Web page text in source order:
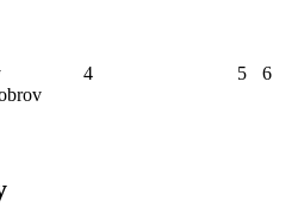
4 5 6